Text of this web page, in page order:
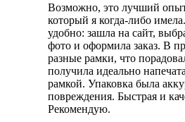
Возможно, это лучший
который я когда-либо
удобно: зашла на сайт,
фото и оформила заказ. В
разные рамки, что
получила идеально
рамкой. Упаковка была
повреждения. Быстрая и
Рекомендую.